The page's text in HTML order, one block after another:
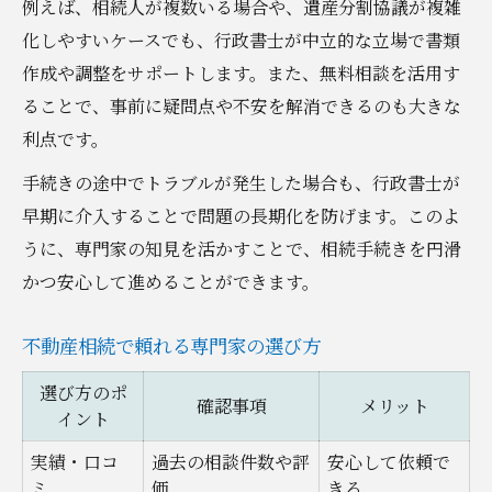
相談前に準備しておきたい書類
行政書士に依頼するメリットと注意点
例えば、相続人が複数いる場合や、遺産分割協議が複雑
化しやすいケースでも、行政書士が中立的な立場で書類
作成や調整をサポートします。また、無料相談を活用す
ることで、事前に疑問点や不安を解消できるのも大きな
利点です。
手続きの途中でトラブルが発生した場合も、行政書士が
早期に介入することで問題の長期化を防げます。このよ
うに、専門家の知見を活かすことで、相続手続きを円滑
かつ安心して進めることができます。
不動産相続で頼れる専門家の選び方
選び方のポ
イント
確認事項 メリット
実績・口コ
過去の相談件数や評
安心して依頼で